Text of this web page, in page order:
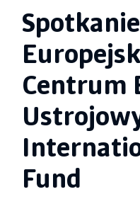
Spotkanie
Centrum
Fund